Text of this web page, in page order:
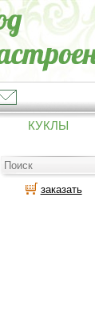
КУКЛЫ
заказать